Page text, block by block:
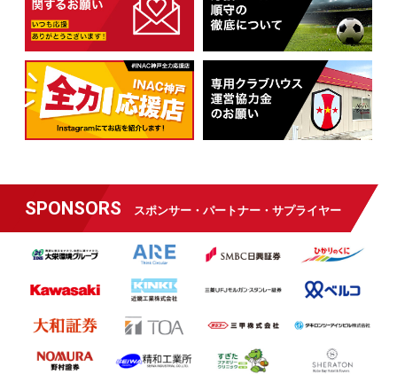
SPONSORS スポンサー・パートナー・サプライヤー